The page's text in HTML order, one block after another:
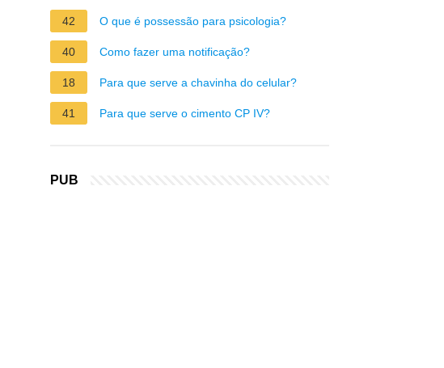
42
O que é possessão para psicologia?
40 Como fazer uma notificação?
18 Para que serve a chavinha do celular?
41 Para que serve o cimento CP IV?
PUB